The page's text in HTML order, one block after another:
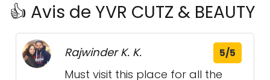
👍 Avis de YVR CUTZ & BEAUTY
Rajwinder K. K. 5/5
Must visit this place for all the